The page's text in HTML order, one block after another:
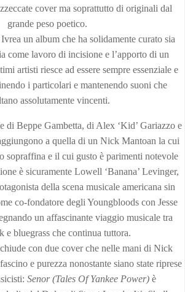
cover ma soprattutto di originali dal
grande peso poetico.
un album che ha solidamente curato sia
come lavoro di incisione e l’apporto di un
artisti riesce ad essere sempre essenziale e
i particolari e mantenendo suoni che
assolutamente vincenti.
di Beppe Gambetta, di Alex ‘Kid’ Gariazzo e
a quella di un Nick Mantoan la cui
sopraffina e il cui gusto è parimenti notevole
è sicuramente Lowell ‘Banana’ Levinger,
della scena musicale americana sin
co-fondatore degli Youngbloods con Jesse
un affascinante viaggio musicale tra
e bluegrass che continua tuttora.
con due cover che nelle mani di Nick
e purezza nonostante siano state riprese
Senor (Tales Of Yankee Power) è